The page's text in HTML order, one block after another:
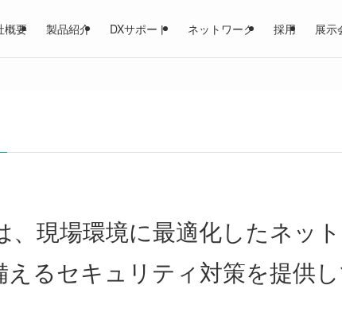
概要 製品紹介 DXサポート ネットワーク 採用 展示
、現場環境に最適化したネッ
えるセキュリティ対策を提供